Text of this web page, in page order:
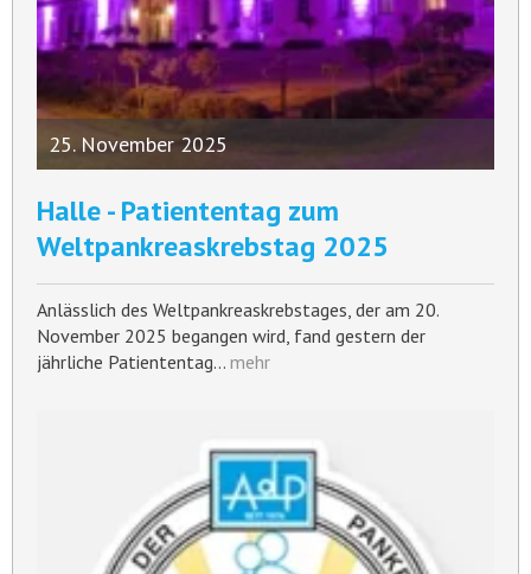
25. November 2025
Halle - Patiententag zum
Weltpankreaskrebstag 2025
Anlässlich des Weltpankreaskrebstages, der am 20.
November 2025 begangen wird, fand gestern der
jährliche Patiententag… mehr